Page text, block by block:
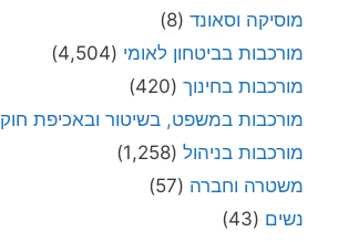
מוסיקה וסאונד (8)
מורכבות בביטחון לאומי (4,504)
מורכבות בחינוך (420)
מורכבות במשפט, בשיטור ובאכיפת חוק
מורכבות בניהול (1,258)
משטרה וחברה (57)
נשים (43)